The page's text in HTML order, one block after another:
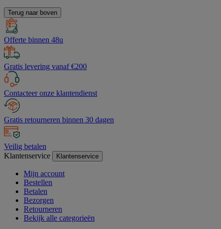
Terug naar boven
Offerte binnen 48u
Gratis levering vanaf €200
Contacteer onze klantendienst
Gratis retourneren binnen 30 dagen
Veilig betalen
Klantenservice
Klantenservice
Mijn account
Bestellen
Betalen
Bezorgen
Retourneren
Bekijk alle categorieën